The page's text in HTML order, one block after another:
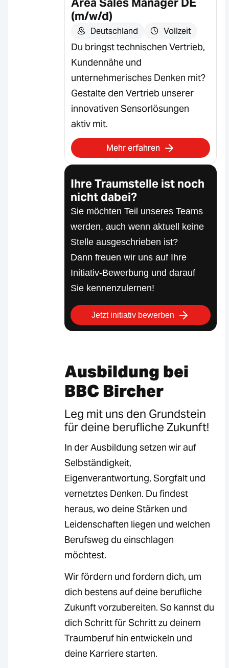
(m/w/d)
Deutschland Vollzeit
Du bringst technischen Vertrieb,
Kundennähe und
unternehmerisches Denken mit?
Gestalte den Vertrieb unserer
innovativen Sensorlösungen
aktiv mit.
Mehr erfahren
Ihre Traumstelle ist noch
nicht dabei?
Sie möchten Teil unseres Teams
werden, auch wenn aktuell keine
Stelle ausgeschrieben ist?
Dann freuen wir uns auf Ihre
Initiativ-Bewerbung und darauf
Sie kennenzulernen!
Jetzt initiativ bewerben
Ausbildung bei
BBC Bircher
Leg mit uns den Grundstein
für deine berufliche Zukunft!
In der Ausbildung setzen wir auf
Selbständigkeit,
Eigenverantwortung, Sorgfalt und
vernetztes Denken. Du findest
heraus, wo deine Stärken und
Leidenschaften liegen und welchen
Berufsweg du einschlagen
möchtest.
Wir fördern und fordern dich, um
dich bestens auf deine berufliche
Zukunft vorzubereiten. So kannst du
dich Schritt für Schritt zu deinem
Traumberuf hin entwickeln und
deine Karriere starten.